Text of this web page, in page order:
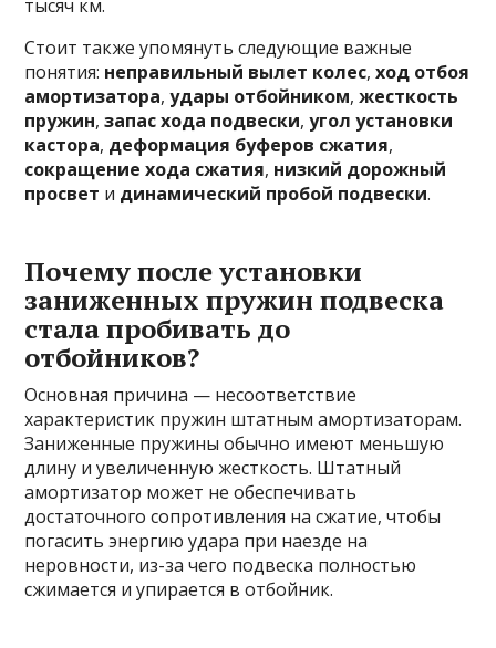
тысяч км.
Стоит также упомянуть следующие важные
понятия: неправильный вылет колес,ход отбоя
амортизатора,удары отбойником,жесткость
пружин,запас хода подвески,угол установки
кастора, деформация буферов сжатия,
сокращение хода сжатия, низкий дорожный
просвет и динамический пробой подвески.
Почему после установки
заниженных пружин подвеска
стала пробивать до
отбойников?
Основная причина — несоответствие
характеристик пружин штатным амортизаторам.
Заниженные пружины обычно имеют меньшую
длину и увеличенную жесткость. Штатный
амортизатор может не обеспечивать
достаточного сопротивления на сжатие, чтобы
погасить энергию удара при наезде на
неровности, из-за чего подвеска полностью
сжимается и упирается в отбойник.